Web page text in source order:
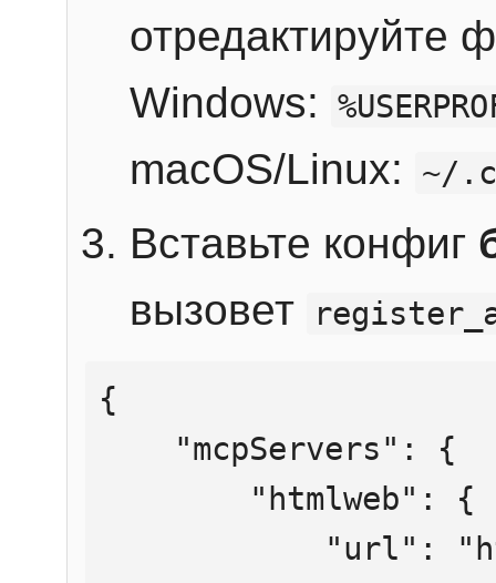
отредактируйте
Windows:
macOS/Linux: ~/
Вставьте конфиг
вызовет
{